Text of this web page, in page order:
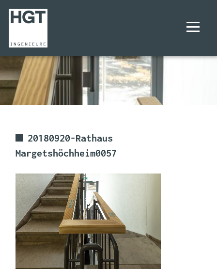
UNTERNEHMEN
LEISTUNGEN
KARRIERE
KONTAKT
20180920-Rathaus
Margetshöchheim0057